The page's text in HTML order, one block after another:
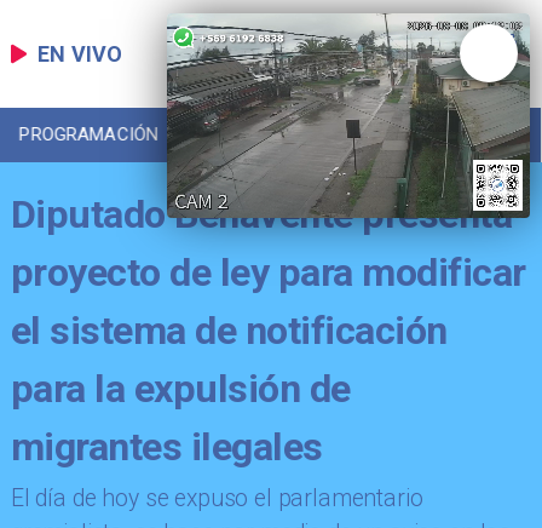
EN VIVO
PROGRAMACIÓN LOCAL DEPORTES
Diputado Benavente presenta
proyecto de ley para modificar
el sistema de notificación
para la expulsión de
migrantes ilegales
El día de hoy se expuso el parlamentario